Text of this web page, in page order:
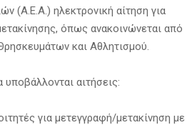
(Α.Ε.Α.) ηλεκτρονική αίτηση για
όπως ανακοινώνεται από
και Αθλητισμού.
αιτήσεις:
για μετεγγραφή/μετακίνηση με